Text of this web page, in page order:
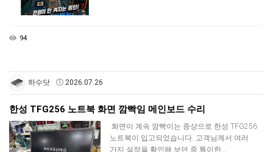
94
하수닷 2026.07.26
한성 TFG256 노트북 화면 깜빡임 메인보드 수리
화면이 계속 깜빡이는 증상으로 한성 TFG256
노트북이 입고되었습니다. 고객님께서 여러
가지 설정을 확인해 보던 중 특이한…